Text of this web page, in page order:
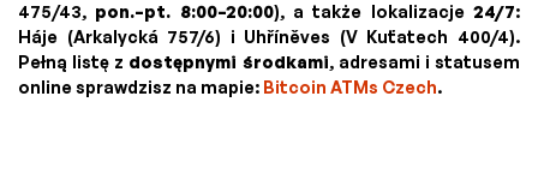
475/43, pon.–pt. 8:00–20:00), a także lokalizacje24/7:
Háje (Arkalycká 757/6) i Uhříněves (V Kuťatech 400/4).
Pełną listę z dostępnymi środkami, adresami i statusem
online sprawdzisz na mapie: Bitcoin ATMs Czech.